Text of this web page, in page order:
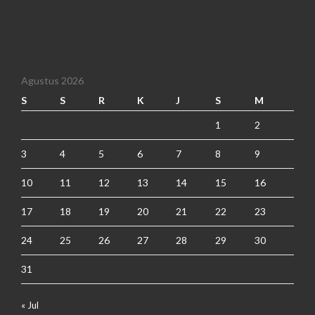
Agustus 2026
S
S R K J S M
1 2
3 4 5 6 7 8 9
10 11 12 13 14 15 16
17 18 19 20 21 22 23
24 25 26 27 28 29 30
31
« Jul